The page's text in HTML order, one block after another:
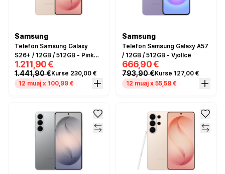
Samsung
Telefon Samsung Galaxy
S26+ / 12GB / 512GB - Pink
Gold
1.211,90 €
1.441,90 €Kurse 230,00 €
12 muaj x 100,99 €
Samsung
Telefon Samsung Galaxy A57
/ 12GB / 512GB - Vjollcë
666,90 €
793,90 €Kurse 127,00 €
12 muaj x 55,58 €